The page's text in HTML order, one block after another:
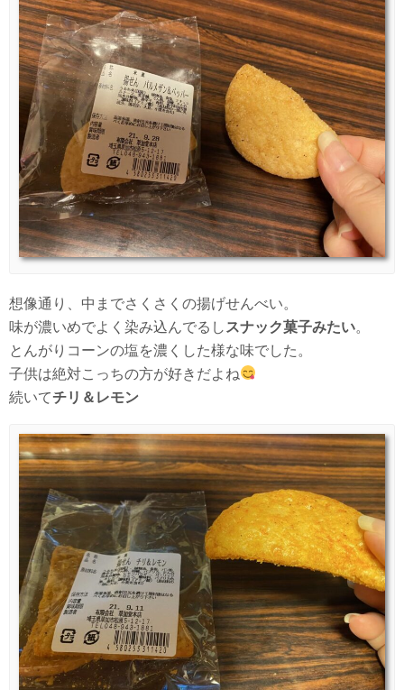
想像通り、中までさくさくの揚げせんべい。
味が濃いめでよく染み込んでるし スナック菓子みたい。
とんがりコーンの塩を濃くした様な味でした。
子供は絶対こっちの方が好きだよね
続いてチリ＆レモン